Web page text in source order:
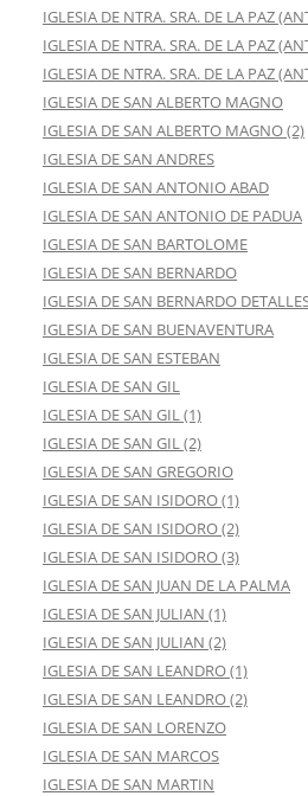
IGLESIA DE NTRA. SRA. DE LA PAZ
IGLESIA DE NTRA. SRA. DE LA PAZ
IGLESIA DE NTRA. SRA. DE LA PAZ
IGLESIA DE SAN ALBERTO MAGNO
IGLESIA DE SAN ALBERTO MAGNO (2)
IGLESIA DE SAN ANDRES
IGLESIA DE SAN ANTONIO ABAD
IGLESIA DE SAN ANTONIO DE PADUA
IGLESIA DE SAN BARTOLOME
IGLESIA DE SAN BERNARDO
IGLESIA DE SAN BERNARDO
IGLESIA DE SAN BUENAVENTURA
IGLESIA DE SAN ESTEBAN
IGLESIA DE SAN GIL
IGLESIA DE SAN GIL (1)
IGLESIA DE SAN GIL (2)
IGLESIA DE SAN GREGORIO
IGLESIA DE SAN ISIDORO (1)
IGLESIA DE SAN ISIDORO (2)
IGLESIA DE SAN ISIDORO (3)
IGLESIA DE SAN JUAN DE LA PALMA
IGLESIA DE SAN JULIAN (1)
IGLESIA DE SAN JULIAN (2)
IGLESIA DE SAN LEANDRO (1)
IGLESIA DE SAN LEANDRO (2)
IGLESIA DE SAN LORENZO
IGLESIA DE SAN MARCOS
IGLESIA DE SAN MARTIN